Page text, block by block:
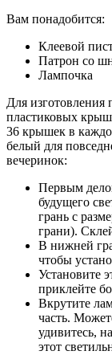
Вам понадобится:
Клеевой
Патрон со
Лампочка
Для изготовления
пластиковых
36 крышек в
белый для
вечеринок:
Первым
будущего
грань с
грани).
В нижней
чтобы
Установите
приклейте
Вкрутите
часть.
удивитесь,
этот